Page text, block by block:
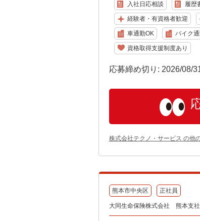
入社日応相談 履歴
経験者・有資格者歓迎
車通勤OK バイク
資格取得支援制度あり
応募締め切り: 2026/08/
株式会社テクノ・サービス の他
熊本市中央区 正社員
大同生命保険株式会社 熊本支社